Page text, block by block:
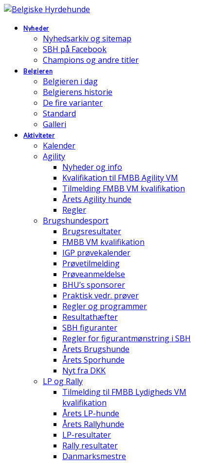
Nyheder
Nyhedsarkiv og sitemap
SBH på Facebook
Champions og andre titler
Belgieren
Belgieren i dag
Belgierens historie
De fire varianter
Standard
Galleri
Aktiviteter
Kalender
Agility
Nyheder og info
Kvalifikation til FMBB Agility VM
Tilmelding FMBB VM kvalifikation
Årets Agility hunde
Regler
Brugshundesport
Brugsresultater
FMBB VM kvalifikation
IGP prøvekalender
Prøvetilmelding
Prøveanmeldelse
BHU’s sponsorer
Praktisk vedr. prøver
Regler og programmer
Resultathæfter
SBH figuranter
Regler for figurantmønstring i SBH
Årets Brugshunde
Årets Sporhunde
Nyt fra DKK
LP og Rally
Tilmelding til FMBB Lydigheds VM
kvalifikation
Årets LP-hunde
Årets Rallyhunde
LP-resultater
Rally resultater
Danmarksmestre